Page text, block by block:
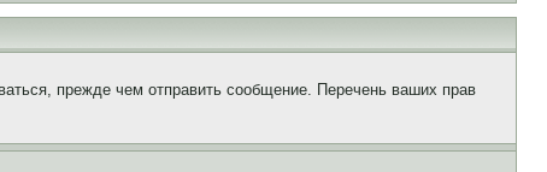
прежде чем отправить сообщение. Перечень ваших прав